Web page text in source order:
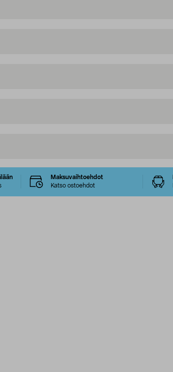
Maksuvaihtoehdot
Katso ostoehdot